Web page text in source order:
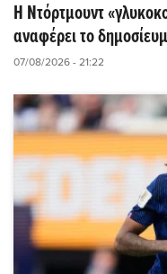
Η Ντόρτμουντ
αναφέρει το
07/08/2026 - 21:22